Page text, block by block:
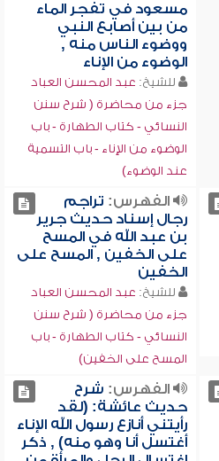
مسعود في تفجر الماء
من بين أصابع النبي
ووضوء الناس منه ,
الوضوء من الإناء
للشيخ: عبد المحسن العباد
جزء من محاضرة ( شرح سنن
النسائي - كتاب الطهارة - باب
الوضوء من الإناء - باب التسمية
عند الوضوء)
الفهرس: تراجم
رجال إسناد حديث جرير
بن عبد الله في المسح
على الخفين , المسح على
الخفين
للشيخ: عبد المحسن العباد
جزء من محاضرة ( شرح سنن
النسائي - كتاب الطهارة - باب
المسح على الخفين)
الفهرس: شرح
حديث عائشة: (لقد
رأيتني أنازع رسول الله الإناء
أغتسل أنا وهو منه) , ذكر